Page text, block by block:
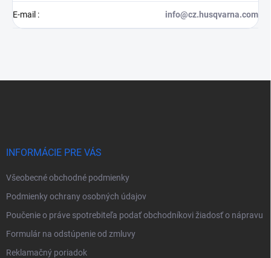
E-mail : info@cz.husqvarna.com
INFORMÁCIE PRE VÁS
Všeobecné obchodné podmienky
Podmienky ochrany osobných údajov
Poučenie o práve spotrebiteľa podať obchodníkovi žiadosť o nápravu
Formulár na odstúpenie od zmluvy
Reklamačný poriadok